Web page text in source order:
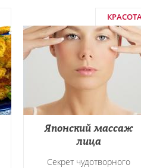
Японский массаж
лица
Секрет чудотворного